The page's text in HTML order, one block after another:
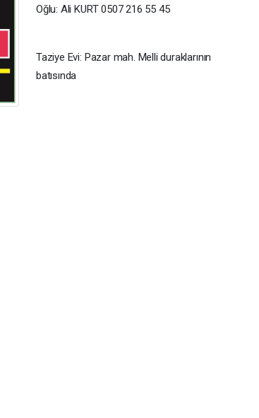
Oğlu: Ali KURT 0507 216 55 45
Taziye Evi: Pazar mah. Melli duraklarının
batısında